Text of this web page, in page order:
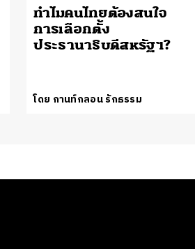
ทำไมคนไทยต้องสนใจ
การเลือกตั้ง
ประธานาธิบดีสหรัฐฯ?
โดย กานท์กลอน รักธรรม